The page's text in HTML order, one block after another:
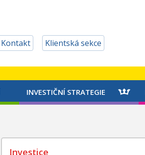
Kontakt Klientská sekce
INVESTIČNÍ STRATEGIE